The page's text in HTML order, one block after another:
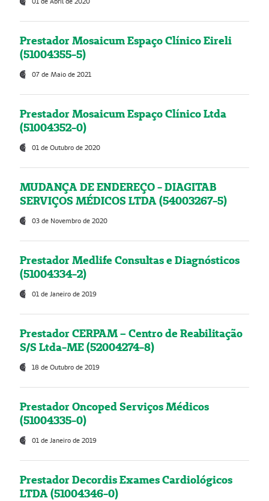
Prestador Mosaicum Espaço Clínico Eireli
(51004355-5)
07 de Maio de 2021
Prestador Mosaicum Espaço Clínico Ltda
(51004352-0)
01 de Outubro de 2020
MUDANÇA DE ENDEREÇO - DIAGITAB
SERVIÇOS MÉDICOS LTDA (54003267-5)
03 de Novembro de 2020
Prestador Medlife Consultas e Diagnósticos
(51004334-2)
01 de Janeiro de 2019
Prestador CERPAM – Centro de Reabilitação
S/S Ltda-ME (52004274-8)
18 de Outubro de 2019
Prestador Oncoped Serviços Médicos
(51004335-0)
01 de Janeiro de 2019
Prestador Decordis Exames Cardiológicos
LTDA (51004346-0)